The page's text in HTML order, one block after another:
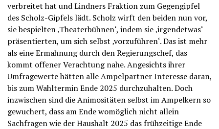
verbreitet hat und Lindners Fraktion zum Gegengipfel
des Scholz-Gipfels lädt. Scholz wirft den beiden nun vor,
sie bespielten ‚Theaterbühnen‘, indem sie ‚irgendetwas‘
präsentierten, um sich selbst ‚vorzuführen‘. Das ist mehr
als eine Ermahnung durch den Regierungschef, das
kommt offener Verachtung nahe. Angesichts ihrer
Umfragewerte hätten alle Ampelpartner Interesse daran,
bis zum Wahltermin Ende 2025 durchzuhalten. Doch
inzwischen sind die Animositäten selbst im Ampelkern so
gewuchert, dass am Ende womöglich nicht allein
Sachfragen wie der Haushalt 2025 das frühzeitige Ende